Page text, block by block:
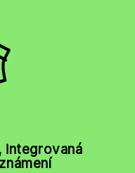
integrovaná